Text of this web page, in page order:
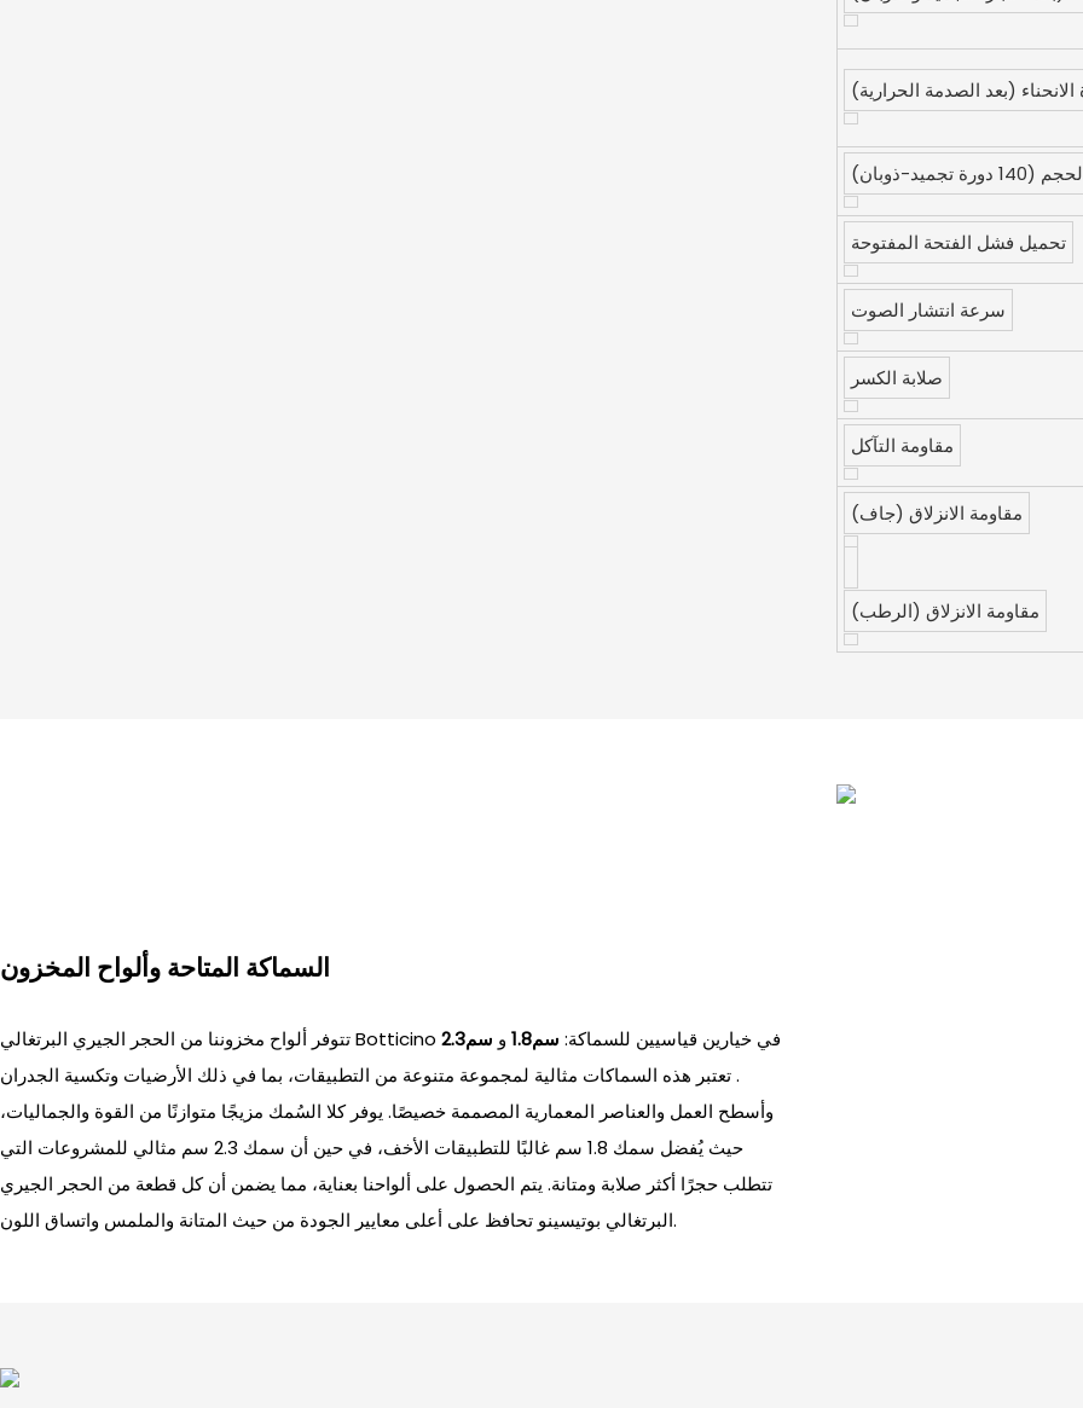
الانحناء (بعد الصدمة الحرارية)
تجميد-ذوبان)
تحميل فشل الفتحة المفتوحة
سرعة انتشار الصوت
صلابة الكسر
مقاومة التآكل
مقاومة الانزلاق (جاف)
مقاومة الانزلاق (الرطب)
السماكة المتاحة وألواح المخزون
تتوفر ألواح مخزوننا من الحجر الجيري البرتغالي Botticino في خيارين قياسيين للسماكة: سم1.8 و سم2.3
. تعتبر هذه السماكات مثالية لمجموعة متنوعة من التطبيقات، بما في ذلك الأرضيات وتكسية الجدران
وأسطح العمل والعناصر المعمارية المصممة خصيصًا. يوفر كلا السُمك مزيجًا متوازنًا من القوة والجماليات،
حيث يُفضل سمك 1.8 سم غالبًا للتطبيقات الأخف، في حين أن سمك 2.3 سم مثالي للمشروعات التي
تتطلب حجرًا أكثر صلابة ومتانة. يتم الحصول على ألواحنا بعناية، مما يضمن أن كل قطعة من الحجر الجيري
البرتغالي بوتيسينو تحافظ على أعلى معايير الجودة من حيث المتانة والملمس واتساق اللون.